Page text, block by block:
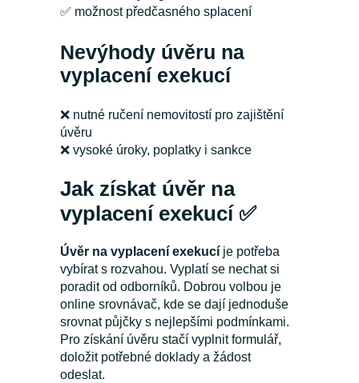
✅ možnost předčasného splacení
Nevýhody úvěru na
vyplacení exekucí
❌ nutné ručení nemovitostí pro zajištění
úvěru
❌ vysoké úroky, poplatky i sankce
Jak získat úvěr na
vyplacení exekucí ✅
Úvěr na vyplacení exekucí je potřeba
vybírat s rozvahou. Vyplatí se nechat si
poradit od odborníků. Dobrou volbou je
online srovnávač, kde se dají jednoduše
srovnat půjčky s nejlepšími podmínkami.
Pro získání úvěru stačí vyplnit formulář,
doložit potřebné doklady a žádost
odeslat.